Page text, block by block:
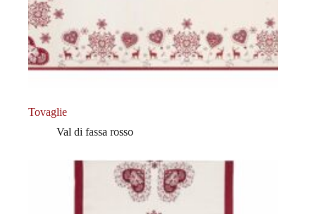
Tovaglie
Val di fassa rosso